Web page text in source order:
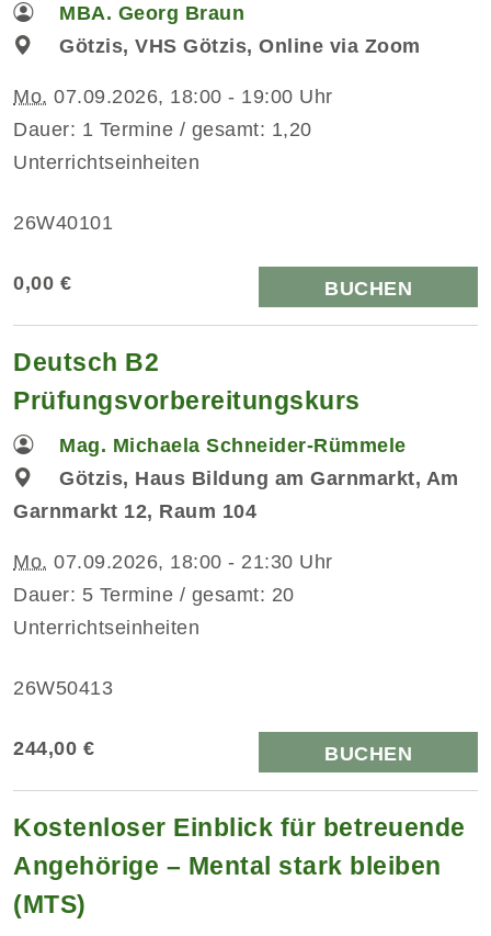
MBA. Georg Braun
Götzis, VHS Götzis, Online via Zoom
Mo. 07.09.2026, 18:00 - 19:00 Uhr
Dauer: 1 Termine / gesamt: 1,20
Unterrichtseinheiten
26W40101
0,00 € BUCHEN
Deutsch B2
Prüfungsvorbereitungskurs
Mag. Michaela Schneider-Rümmele
Götzis, Haus Bildung am Garnmarkt, Am
Garnmarkt 12, Raum 104
Mo. 07.09.2026, 18:00 - 21:30 Uhr
Dauer: 5 Termine / gesamt: 20
Unterrichtseinheiten
26W50413
244,00 € BUCHEN
Kostenloser Einblick für betreuende
Angehörige – Mental stark bleiben
(MTS)